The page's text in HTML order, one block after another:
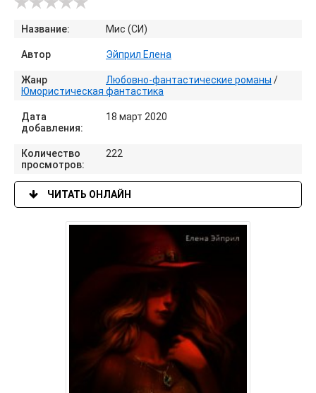
Название: Мис (СИ)
Автор Эйприл Елена
Жанр Любовно-фантастические романы /
Юмористическая фантастика
Дата
добавления:
18 март 2020
Количество
просмотров:
222
ЧИТАТЬ ОНЛАЙН